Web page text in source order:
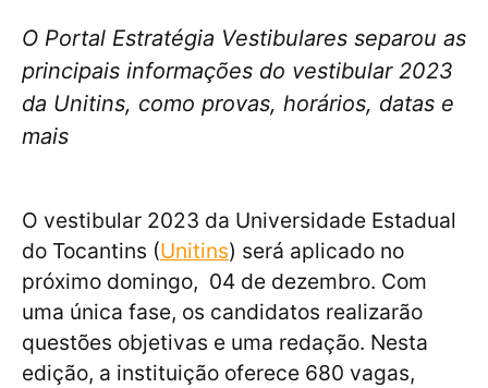
O Portal Estratégia Vestibulares separou as
principais informações do vestibular 2023
da Unitins, como provas, horários, datas e
mais
O vestibular 2023 da Universidade Estadual
do Tocantins (Unitins) será aplicado no
próximo domingo, 04 de dezembro. Com
uma única fase, os candidatos realizarão
questões objetivas e uma redação. Nesta
edição, a instituição oferece 680 vagas,